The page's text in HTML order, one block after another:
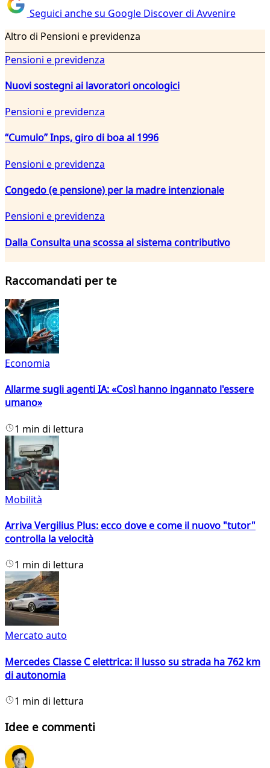
Seguici anche su Google Discover di Avvenire
Altro di Pensioni e previdenza
Pensioni e previdenza
Nuovi sostegni ai lavoratori oncologici
Pensioni e previdenza
“Cumulo” Inps, giro di boa al 1996
Pensioni e previdenza
Congedo (e pensione) per la madre intenzionale
Pensioni e previdenza
Dalla Consulta una scossa al sistema contributivo
Raccomandati per te
Economia
Allarme sugli agenti IA: «Così hanno ingannato l'essere
umano»
1 min di lettura
Mobilità
Arriva Vergilius Plus: ecco dove e come il nuovo "tutor"
controlla la velocità
1 min di lettura
Mercato auto
Mercedes Classe C elettrica: il lusso su strada ha 762 km
di autonomia
1 min di lettura
Idee e commenti